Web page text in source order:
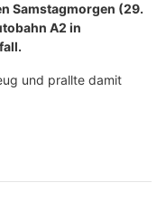
Samstagmorgen (29.
A2 in
und prallte damit